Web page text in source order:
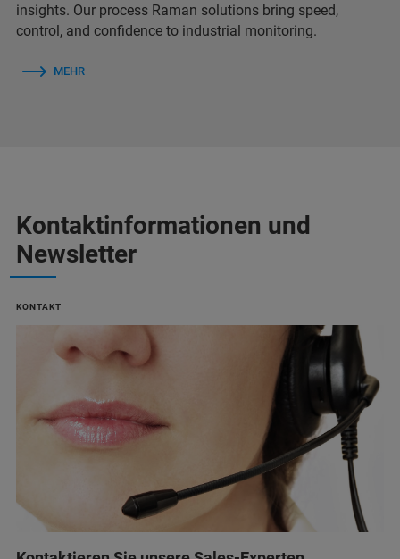
insights. Our process Raman solutions bring speed,
control, and confidence to industrial monitoring.
MEHR
Kontaktinformationen und
Newsletter
KONTAKT